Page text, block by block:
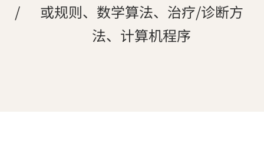
或规则、数学算法、治疗/诊断方
法、计算机程序